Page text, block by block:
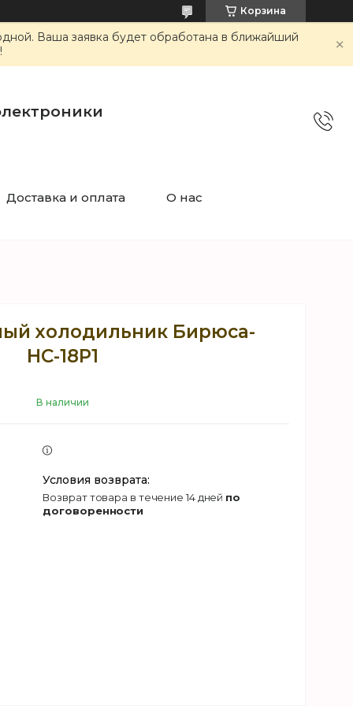
Корзина
Ваша заявка будет обработана в ближайший
Доставка и оплата О нас
холодильник Бирюса-
НС-18Р1
В наличии
возврат товара в течение 14 дней по
договоренности